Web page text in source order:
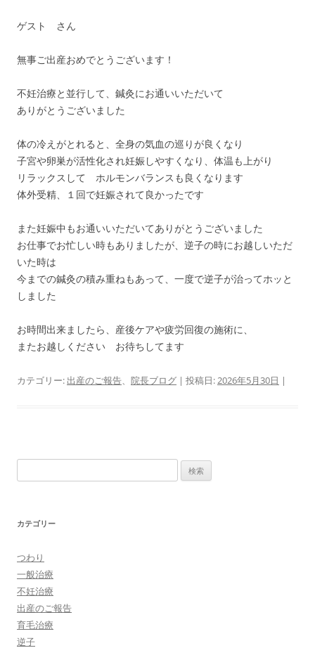
ゲスト さん
無事ご出産おめでとうございます！
不妊治療と並行して、鍼灸にお通いいただいて
ありがとうございました
体の冷えがとれると、全身の気血の巡りが良くなり
子宮や卵巣が活性化され妊娠しやすくなり、体温も上がり
リラックスして ホルモンバランスも良くなります
体外受精、１回で妊娠されて良かったです
また妊娠中もお通いいただいてありがとうございました
お仕事でお忙しい時もありましたが、逆子の時にお越しいただ
いた時は
今までの鍼灸の積み重ねもあって、一度で逆子が治ってホッと
しました
お時間出来ましたら、産後ケアや疲労回復の施術に、
またお越しください お待ちしてます
カテゴリー: 出産のご報告、 院長ブログ | 投稿日:2026年5月30日 |
索:
カテゴリー
つわり
一般治療
不妊治療
出産のご報告
育毛治療
逆子